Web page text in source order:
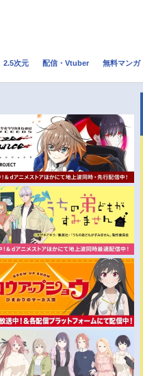
トレンド
秋アニメ
冬アニメ
2.5次元 配信・Vtuber 無料マンガ